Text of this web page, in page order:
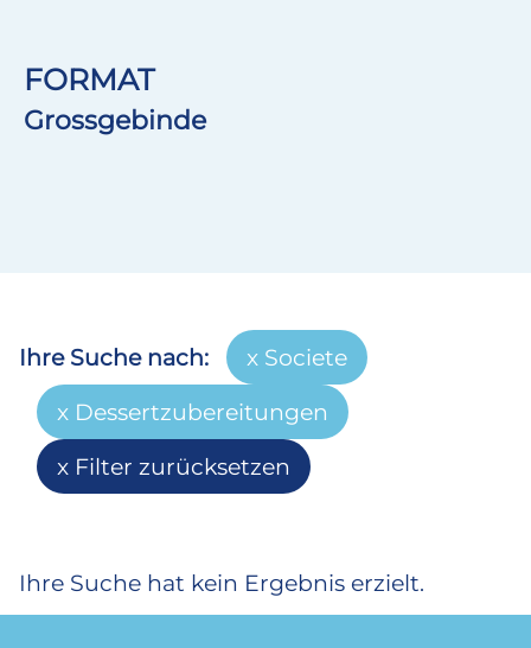
FORMAT
Grossgebinde
Ihre Suche nach:
Societe
Dessertzubereitungen
Filter zurücksetzen
Ihre Suche hat kein Ergebnis erzielt.